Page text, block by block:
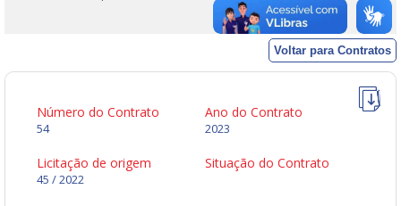
Voltar para Contratos
Número do Contrato
54
Ano do Contrato
2023
Licitação de origem
45 / 2022
Situação do Contrato